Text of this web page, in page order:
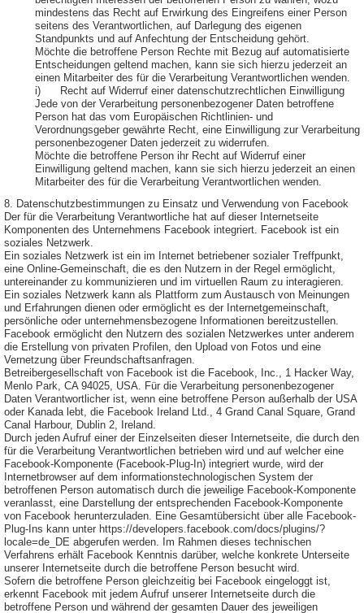
mindestens das Recht auf Erwirkung des Eingreifens einer Person
seitens des Verantwortlichen, auf Darlegung des eigenen
Standpunkts und auf Anfechtung der Entscheidung gehört.
Möchte die betroffene Person Rechte mit Bezug auf automatisierte
Entscheidungen geltend machen, kann sie sich hierzu jederzeit an
einen Mitarbeiter des für die Verarbeitung Verantwortlichen wenden.
i) Recht auf Widerruf einer datenschutzrechtlichen Einwilligung
Jede von der Verarbeitung personenbezogener Daten betroffene
Person hat das vom Europäischen Richtlinien- und
Verordnungsgeber gewährte Recht, eine Einwilligung zur Verarbeitung
personenbezogener Daten jederzeit zu widerrufen.
Möchte die betroffene Person ihr Recht auf Widerruf einer
Einwilligung geltend machen, kann sie sich hierzu jederzeit an einen
Mitarbeiter des für die Verarbeitung Verantwortlichen wenden.
8. Datenschutzbestimmungen zu Einsatz und Verwendung von Facebook
Der für die Verarbeitung Verantwortliche hat auf dieser Internetseite
Komponenten des Unternehmens Facebook integriert. Facebook ist ein
soziales Netzwerk.
Ein soziales Netzwerk ist ein im Internet betriebener sozialer Treffpunkt,
eine Online-Gemeinschaft, die es den Nutzern in der Regel ermöglicht,
untereinander zu kommunizieren und im virtuellen Raum zu interagieren.
Ein soziales Netzwerk kann als Plattform zum Austausch von Meinungen
und Erfahrungen dienen oder ermöglicht es der Internetgemeinschaft,
persönliche oder unternehmensbezogene Informationen bereitzustellen.
Facebook ermöglicht den Nutzern des sozialen Netzwerkes unter anderem
die Erstellung von privaten Profilen, den Upload von Fotos und eine
Vernetzung über Freundschaftsanfragen.
Betreibergesellschaft von Facebook ist die Facebook, Inc., 1 Hacker Way,
Menlo Park, CA 94025, USA. Für die Verarbeitung personenbezogener
Daten Verantwortlicher ist, wenn eine betroffene Person außerhalb der USA
oder Kanada lebt, die Facebook Ireland Ltd., 4 Grand Canal Square, Grand
Canal Harbour, Dublin 2, Ireland.
Durch jeden Aufruf einer der Einzelseiten dieser Internetseite, die durch den
für die Verarbeitung Verantwortlichen betrieben wird und auf welcher eine
Facebook-Komponente (Facebook-Plug-In) integriert wurde, wird der
Internetbrowser auf dem informationstechnologischen System der
betroffenen Person automatisch durch die jeweilige Facebook-Komponente
veranlasst, eine Darstellung der entsprechenden Facebook-Komponente
von Facebook herunterzuladen. Eine Gesamtübersicht über alle Facebook-
Plug-Ins kann unter https://developers.facebook.com/docs/plugins/?
locale=de_DE abgerufen werden. Im Rahmen dieses technischen
Verfahrens erhält Facebook Kenntnis darüber, welche konkrete Unterseite
unserer Internetseite durch die betroffene Person besucht wird.
Sofern die betroffene Person gleichzeitig bei Facebook eingeloggt ist,
erkennt Facebook mit jedem Aufruf unserer Internetseite durch die
betroffene Person und während der gesamten Dauer des jeweiligen